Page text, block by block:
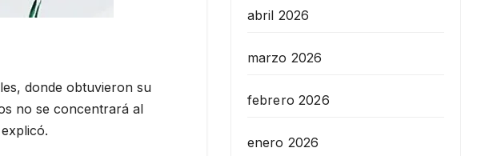
donde obtuvieron su
no se concentrará al
abril 2026
marzo 2026
febrero 2026
enero 2026